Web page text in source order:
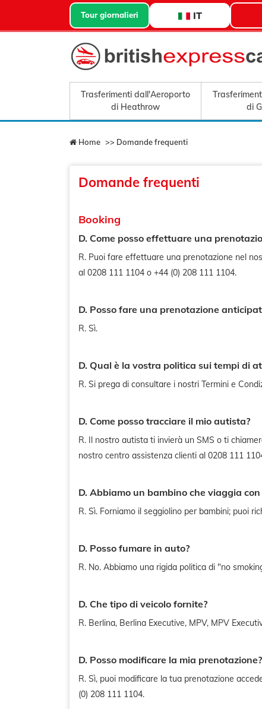
Tour giornalieri IT
Trasferimenti dall'Aeroporto
di Heathrow
di
Home >> Domande frequenti
Domande frequenti
Booking
D. Come posso effettuare una
R. Puoi fare effettuare una prenotazione nel
al 0208 111 1104 o +44 (0) 208 111 1104.
D. Posso fare una prenotazione
R. Sì.
D. Qual è la vostra politica sui tempi di
R. Si prega di consultare i nostri Termini e
D. Come posso tracciare il mio autista?
R. Il nostro autista ti invierà un SMS o ti
nostro centro assistenza clienti al 0208 111
D. Abbiamo un bambino che viaggia
R. Sì. Forniamo il seggiolino per bambini; puoi
D. Posso fumare in auto?
R. No. Abbiamo una rigida politica di "no
D. Che tipo di veicolo fornite?
R. Berlina, Berlina Executive, MPV, MPV
D. Posso modificare la mia prenotazione?
R. Sì, puoi modificare la tua prenotazione
(0) 208 111 1104.